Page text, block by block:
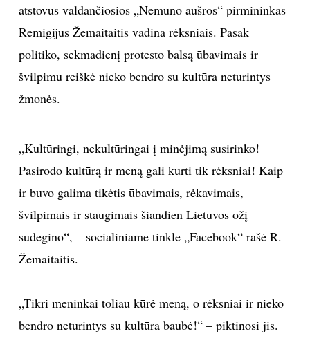
LAISVALAIKIS
MUZIKA
TEATRAS
FOTOGRAFIJA
MENAS
ORAI
atstovus valdančiosios „Nemuno aušros“ pirmininkas
Remigijus Žemaitaitis vadina rėksniais. Pasak
politiko, sekmadienį protesto balsą ūbavimais ir
švilpimu reiškė nieko bendro su kultūra neturintys
žmonės.
„Kultūringi, nekultūringai į minėjimą susirinko!
Pasirodo kultūrą ir meną gali kurti tik rėksniai! Kaip
ir buvo galima tikėtis ūbavimais, rėkavimais,
švilpimais ir staugimais šiandien Lietuvos ožį
sudegino“, – socialiniame tinkle „Facebook“ rašė R.
Žemaitaitis.
„Tikri meninkai toliau kūrė meną, o rėksniai ir nieko
bendro neturintys su kultūra baubė!“ – piktinosi jis.